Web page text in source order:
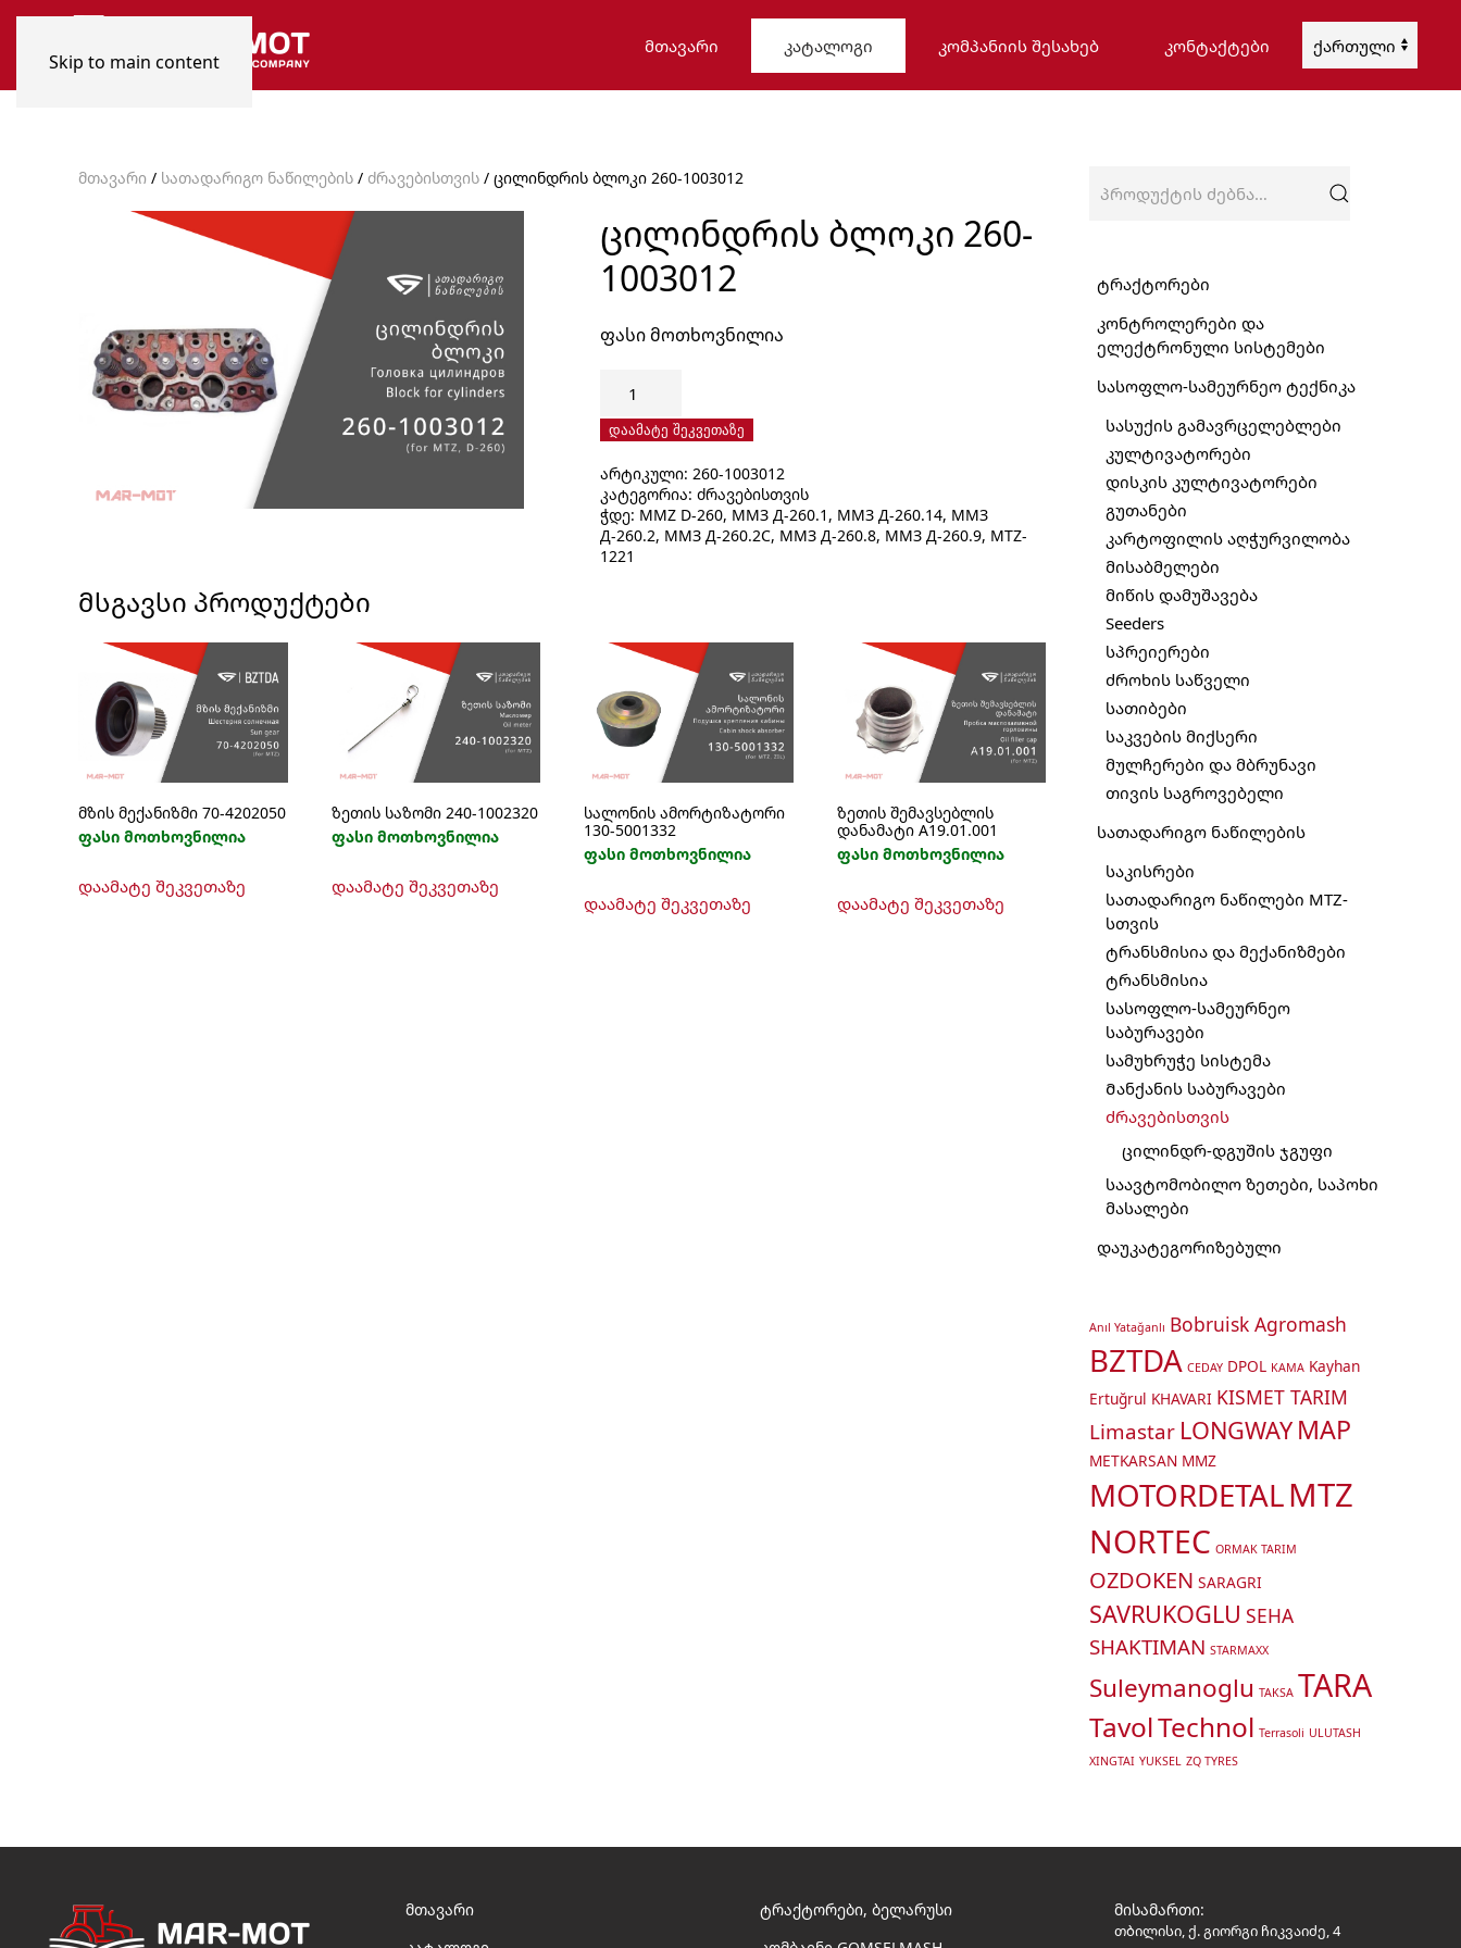
Skip to main content
ᲛᲗᲐᲕᲐᲠᲘ ᲙᲐᲢᲐᲚᲝᲒᲘ ᲙᲝᲛᲞᲐᲜᲘᲘᲡ ᲨᲔᲡᲐᲮᲔᲑ ᲙᲝᲜᲢᲐᲥᲢᲔᲑᲘ
Choose
მთავარი / სათადარიგო ნაწილების / ძრავებისთვის / ცილინდრის ბლოკი 260-1003012
ᲪᲘᲚᲘᲜᲓᲠᲘᲡ ᲑᲚᲝᲙᲘ 260-
1003012
ფასი მოთხოვნილია
ცილინდრის
ბლოკი
1003012
დაამატე შეკვეთაზე
არტიკული: 260-1003012
კატეგორია: ძრავებისთვის
ჭდე: MMZ D-260, ММЗ Д-260.1 , ММЗ Д-260.14, ММЗ
Д-260.2, ММЗ Д-260.2С, ММЗ Д-260.8, ММЗ Д-260.9, MTZ-
1221
ᲛᲡᲒᲐᲕᲡᲘ ᲞᲠᲝᲓᲣᲥᲢᲔᲑᲘ
მზის მექანიზმი 70-4202050
ფასი მოთხოვნილია
დაამატე შეკვეთაზე
ზეთის საზომი 240-1002320
ფასი მოთხოვნილია
დაამატე შეკვეთაზე
სალონის ამორტიზატორი
130-5001332
ფასი მოთხოვნილია
დაამატე შეკვეთაზე
ზეთის შემავსებლის
დანამატი А19.01.001
ფასი მოთხოვნილია
დაამატე შეკვეთაზე
ტრაქტორები
კონტროლერები და
ელექტრონული სისტემები
სასოფლო-სამეურნეო ტექნიკა
სასუქის გამავრცელებლები
კულტივატორები
დისკის კულტივატორები
გუთანები
კარტოფილის აღჭურვილობა
მისაბმელები
მიწის დამუშავება
Seeders
სპრეიერები
ძროხის საწველი
სათიბები
საკვების მიქსერი
მულჩერები და მბრუნავი
თივის საგროვებელი
სათადარიგო ნაწილების
საკისრები
სათადარიგო ნაწილები MTZ-
სთვის
ტრანსმისია და მექანიზმები
ტრანსმისია
სასოფლო-სამეურნეო
საბურავები
სამუხრუჭე სისტემა
Მანქანის საბურავები
ძრავებისთვის
ცილინდრ-დგუშის ჯგუფი
საავტომობილო ზეთები, საპოხი
მასალები
დაუკატეგორიზებული
Anıl Yatağanlı Bobruisk Agromash
BZTDA CEDAY DPOL KAMA Kayhan
Ertuğrul KHAVARI KISMET TARIM
Limastar LONGWAY MAP
METKARSAN MMZ
MOTORDETALMTZ
NORTEC ORMAK TARIM
OZDOKEN SARAGRI
SAVRUKOGLU SEHA
SHAKTIMAN STARMAXX
Suleymanoglu TAKSA TARA
TavolTechnol Terrasoli ULUTASH
XINGTAI YUKSEL ZQ TYRES
მთავარი
ტრაქტორები, ბელარუსი
მისამართი:
თბილისი, ქ. გიორგი ჩიკვაიძე, 4